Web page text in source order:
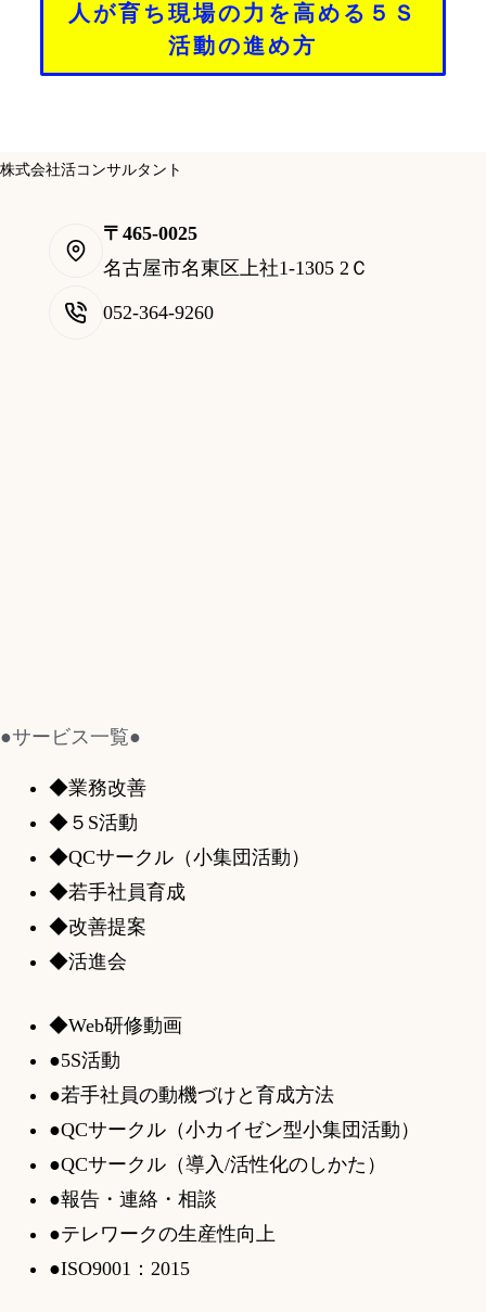
人が育ち現場の力を高める５Ｓ
活動の進め方
株式会社活コンサルタント
〒465-0025
名古屋市名東区上社1-1305 2Ｃ
052-364-9260
●サービス一覧●
◆業務改善
◆５S活動
◆QCサークル（小集団活動）
◆若手社員育成
◆改善提案
◆活進会
◆Web研修動画
●5S活動
●若手社員の動機づけと育成方法
●QCサークル（小カイゼン型小集団活動）
●QCサークル（導入/活性化のしかた）
●報告・連絡・相談
●テレワークの生産性向上
●ISO9001：2015